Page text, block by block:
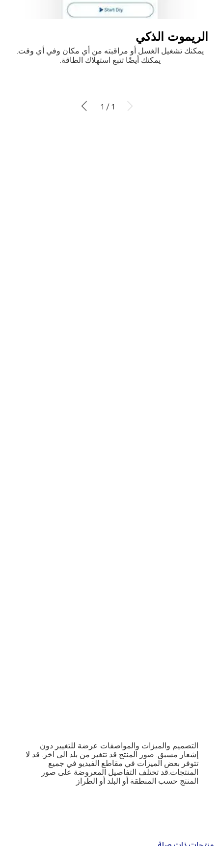
الريموت الذكي
يمكنك تشغيل الغسل أو مراقبته من أي مكان وفي أي وقت.
يمكنك أيضًا تتبع استهلاك الطاقة.
1 / 1
التصميم والميزات والمواصفات عرضة للتغيير دون
إشعار مسبق. صور المنتج قد تتغير من بلد الى اخر. قد لا
تتوفر بعض الميزات في مقاطع الفيديو في جميع
المنتجات. قد تختلف التفاصيل المعروضة على صور
المنتج حسب المنطقة أو البلد أو الطراز